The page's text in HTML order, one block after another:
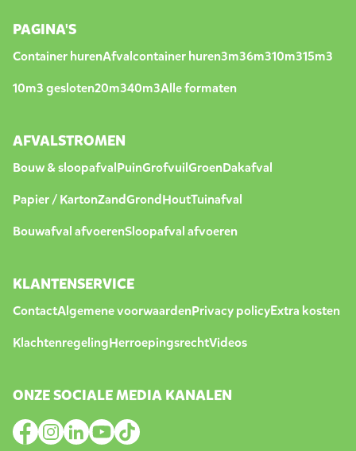
PAGINA'S
Container hurenAfvalcontainer huren3m36m310m315m3
10m3 gesloten20m340m3Alle formaten
AFVALSTROMEN
Bouw & sloopafvalPuinGrofvuilGroenDakafval
Papier / KartonZandGrondHoutTuinafval
Bouwafval afvoerenSloopafval afvoeren
KLANTENSERVICE
ContactAlgemene voorwaardenPrivacy policyExtra kosten
KlachtenregelingHerroepingsrechtVideos
ONZE SOCIALE MEDIA KANALEN